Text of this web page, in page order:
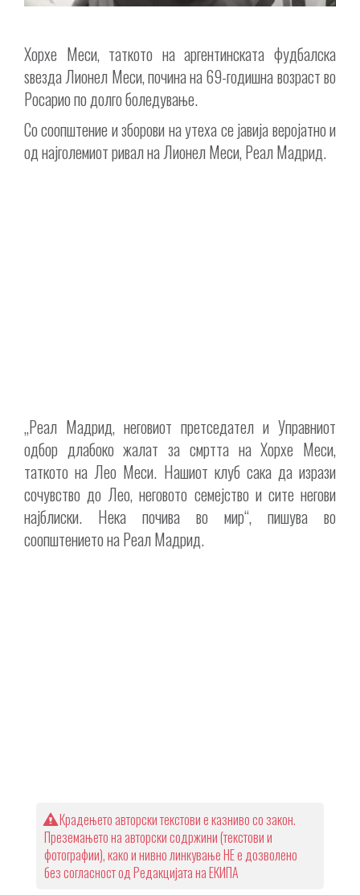
Хорхе Меси, таткото на аргентинската фудбалска
ѕвезда Лионел Меси, почина на 69-годишна возраст во
Росарио по долго боледување.
Со соопштение и зборови на утеха се јавија веројатно и
од најголемиот ривал на Лионел Меси, Реал Мадрид.
„Реал Мадрид, неговиот претседател и Управниот
одбор длабоко жалат за смртта на Хорхе Меси,
таткото на Лео Меси. Нашиот клуб сака да изрази
сочувство до Лео, неговото семејство и сите негови
најблиски. Нека почива во мир“, пишува во
соопштението на Реал Мадрид.
Крадењето авторски текстови е казниво со закон.
Преземањето на авторски содржини (текстови и
фотографии), како и нивно линкување НЕ е дозволено
без согласност од Редакцијата на ЕКИПА